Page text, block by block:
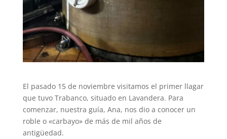
El pasado 15 de noviembre visitamos el primer llagar
que tuvo Trabanco, situado en Lavandera. Para
comenzar, nuestra guía, Ana, nos dio a conocer un
roble o «carbayo» de más de mil años de
antigüedad.